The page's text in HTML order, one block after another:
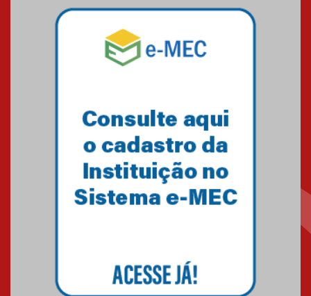
Mackenzie mobiliza campanha
solidária para apoiar famílias em
Minas Gerais
Primeiro culto do ano ressalta o
27.02.2026